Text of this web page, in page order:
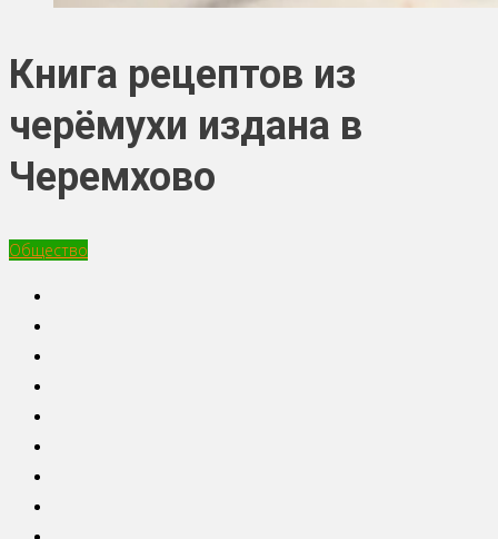
Книга рецептов из
черёмухи издана в
Черемхово
Общество